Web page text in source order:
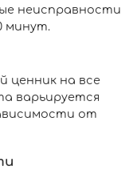
неисправности
минут.
ценник на все
варьируется
от